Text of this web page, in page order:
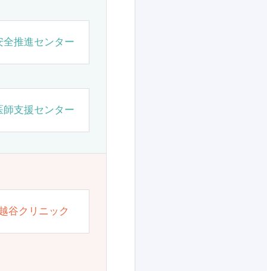
全推進センター
師支援センター
谷クリニック